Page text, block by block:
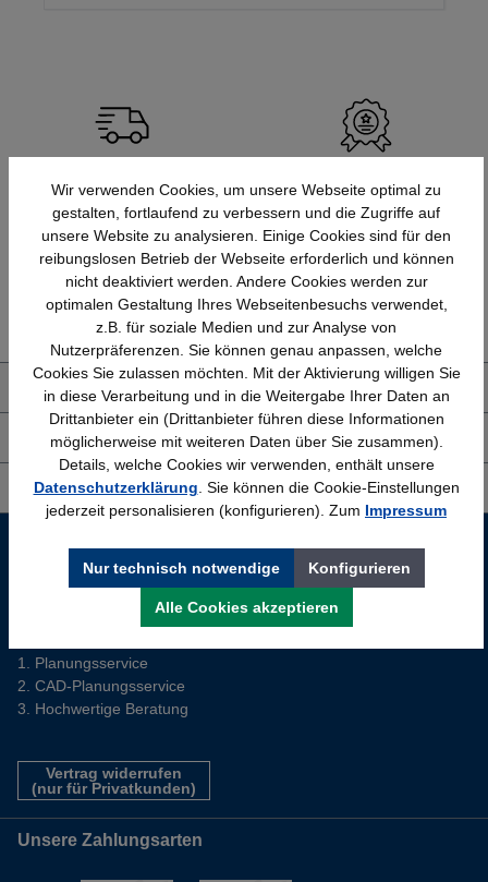
Bundesweit Faire Preise
Über uns
Shop Service
Informationen
Sie planen ein neues Büro? Wir helfen Ihnen kostenlos dabei.
Tel. (04205) 63 59 40
Planungsservice
CAD-Planungsservice
Hochwertige Beratung
Vertrag widerrufen
(nur für Privatkunden)
Unsere Zahlungsarten
Wir verwenden Cookies, um unsere Webseite optimal zu
gestalten, fortlaufend zu verbessern und die Zugriffe auf
unsere Website zu analysieren. Einige Cookies sind für den
reibungslosen Betrieb der Webseite erforderlich und können
nicht deaktiviert werden. Andere Cookies werden zur
optimalen Gestaltung Ihres Webseitenbesuchs verwendet,
z.B. für soziale Medien und zur Analyse von
Nutzerpräferenzen. Sie können genau anpassen, welche
Cookies Sie zulassen möchten. Mit der Aktivierung willigen Sie
in diese Verarbeitung und in die Weitergabe Ihrer Daten an
Drittanbieter ein (Drittanbieter führen diese Informationen
möglicherweise mit weiteren Daten über Sie zusammen).
Details, welche Cookies wir verwenden, enthält unsere
Datenschutzerklärung . Sie können die Cookie-Einstellungen
jederzeit personalisieren (konfigurieren). Zum Impressum
Nur technisch notwendige Konfigurieren
Alle Cookies akzeptieren